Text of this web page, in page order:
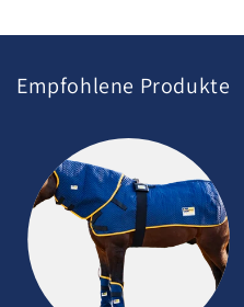
Empfohlene Produkte